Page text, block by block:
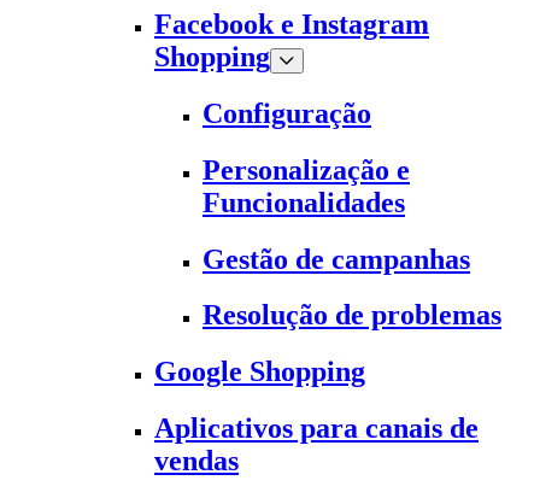
Facebook e Instagram
Shopping
Configuração
Personalização e
Funcionalidades
Gestão de campanhas
Resolução de problemas
Google Shopping
Aplicativos para canais de
vendas